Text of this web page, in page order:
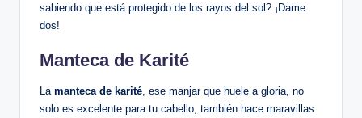
sabiendo que está protegido de los rayos del sol? ¡Dame
dos!
Manteca de Karité
La manteca de karité , ese manjar que huele a gloria, no
solo es excelente para tu cabello, también hace maravillas